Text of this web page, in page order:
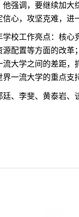
强调，要继续加
心，攻坚克难，进
学校工作亮点：核心
配置等方面的改
大学之间的差距
一流大学的重点支
、李斐、黄泰岩